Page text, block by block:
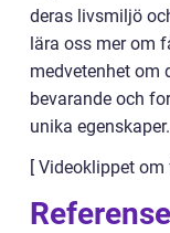
deras livsmiljö
lära oss mer om
medvetenhet om
bevarande och
unika egenskaper.
[ Videoklippet